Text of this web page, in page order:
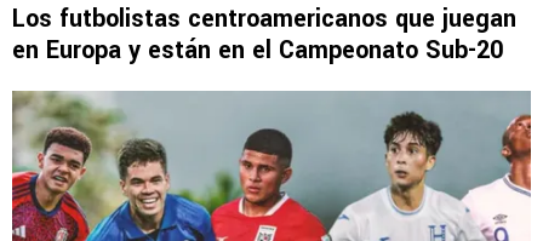
Los futbolistas centroamericanos que juegan
en Europa y están en el Campeonato Sub-20